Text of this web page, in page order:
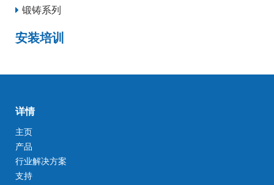
锻铸系列
安装培训
详情
主页
产品
行业解决方案
支持